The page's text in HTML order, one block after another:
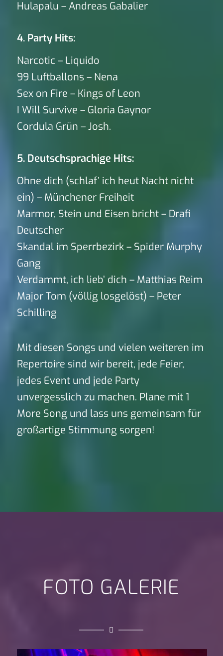
Hulapalu – Andreas Gabalier
4. Party Hits:
Narcotic – Liquido
99 Luftballons – Nena
Sex on Fire – Kings of Leon
I Will Survive – Gloria Gaynor
Cordula Grün – Josh.
5. Deutschsprachige Hits:
Ohne dich (schlaf’ ich heut Nacht nicht
ein) – Münchener Freiheit
Marmor, Stein und Eisen bricht – Drafi
Deutscher
Skandal im Sperrbezirk – Spider Murphy
Gang
Verdammt, ich lieb’ dich – Matthias Reim
Major Tom (völlig losgelöst) – Peter
Schilling
Mit diesen Songs und vielen weiteren im
Repertoire sind wir bereit, jede Feier,
jedes Event und jede Party
unvergesslich zu machen. Plane mit 1
More Song und lass uns gemeinsam für
großartige Stimmung sorgen!
FOTO GALERIE